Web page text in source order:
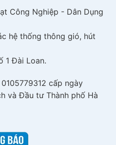
Công Nghiệp - Dân Dụng
hệ thống thông gió, hút
1 Đài Loan.
cấp ngày
và Đầu tư Thành phố Hà